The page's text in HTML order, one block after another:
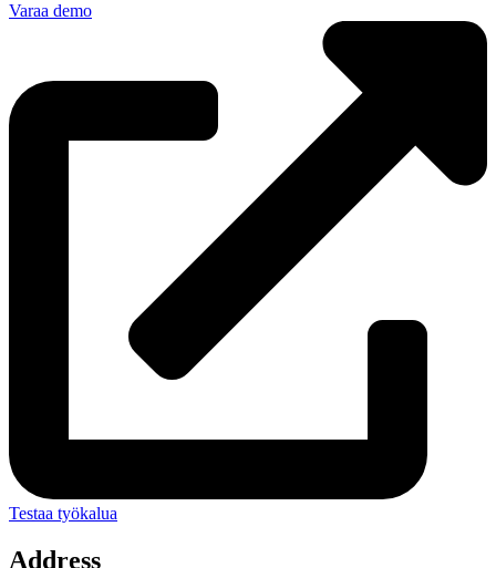
Varaa demo
Testaa työkalua
Address